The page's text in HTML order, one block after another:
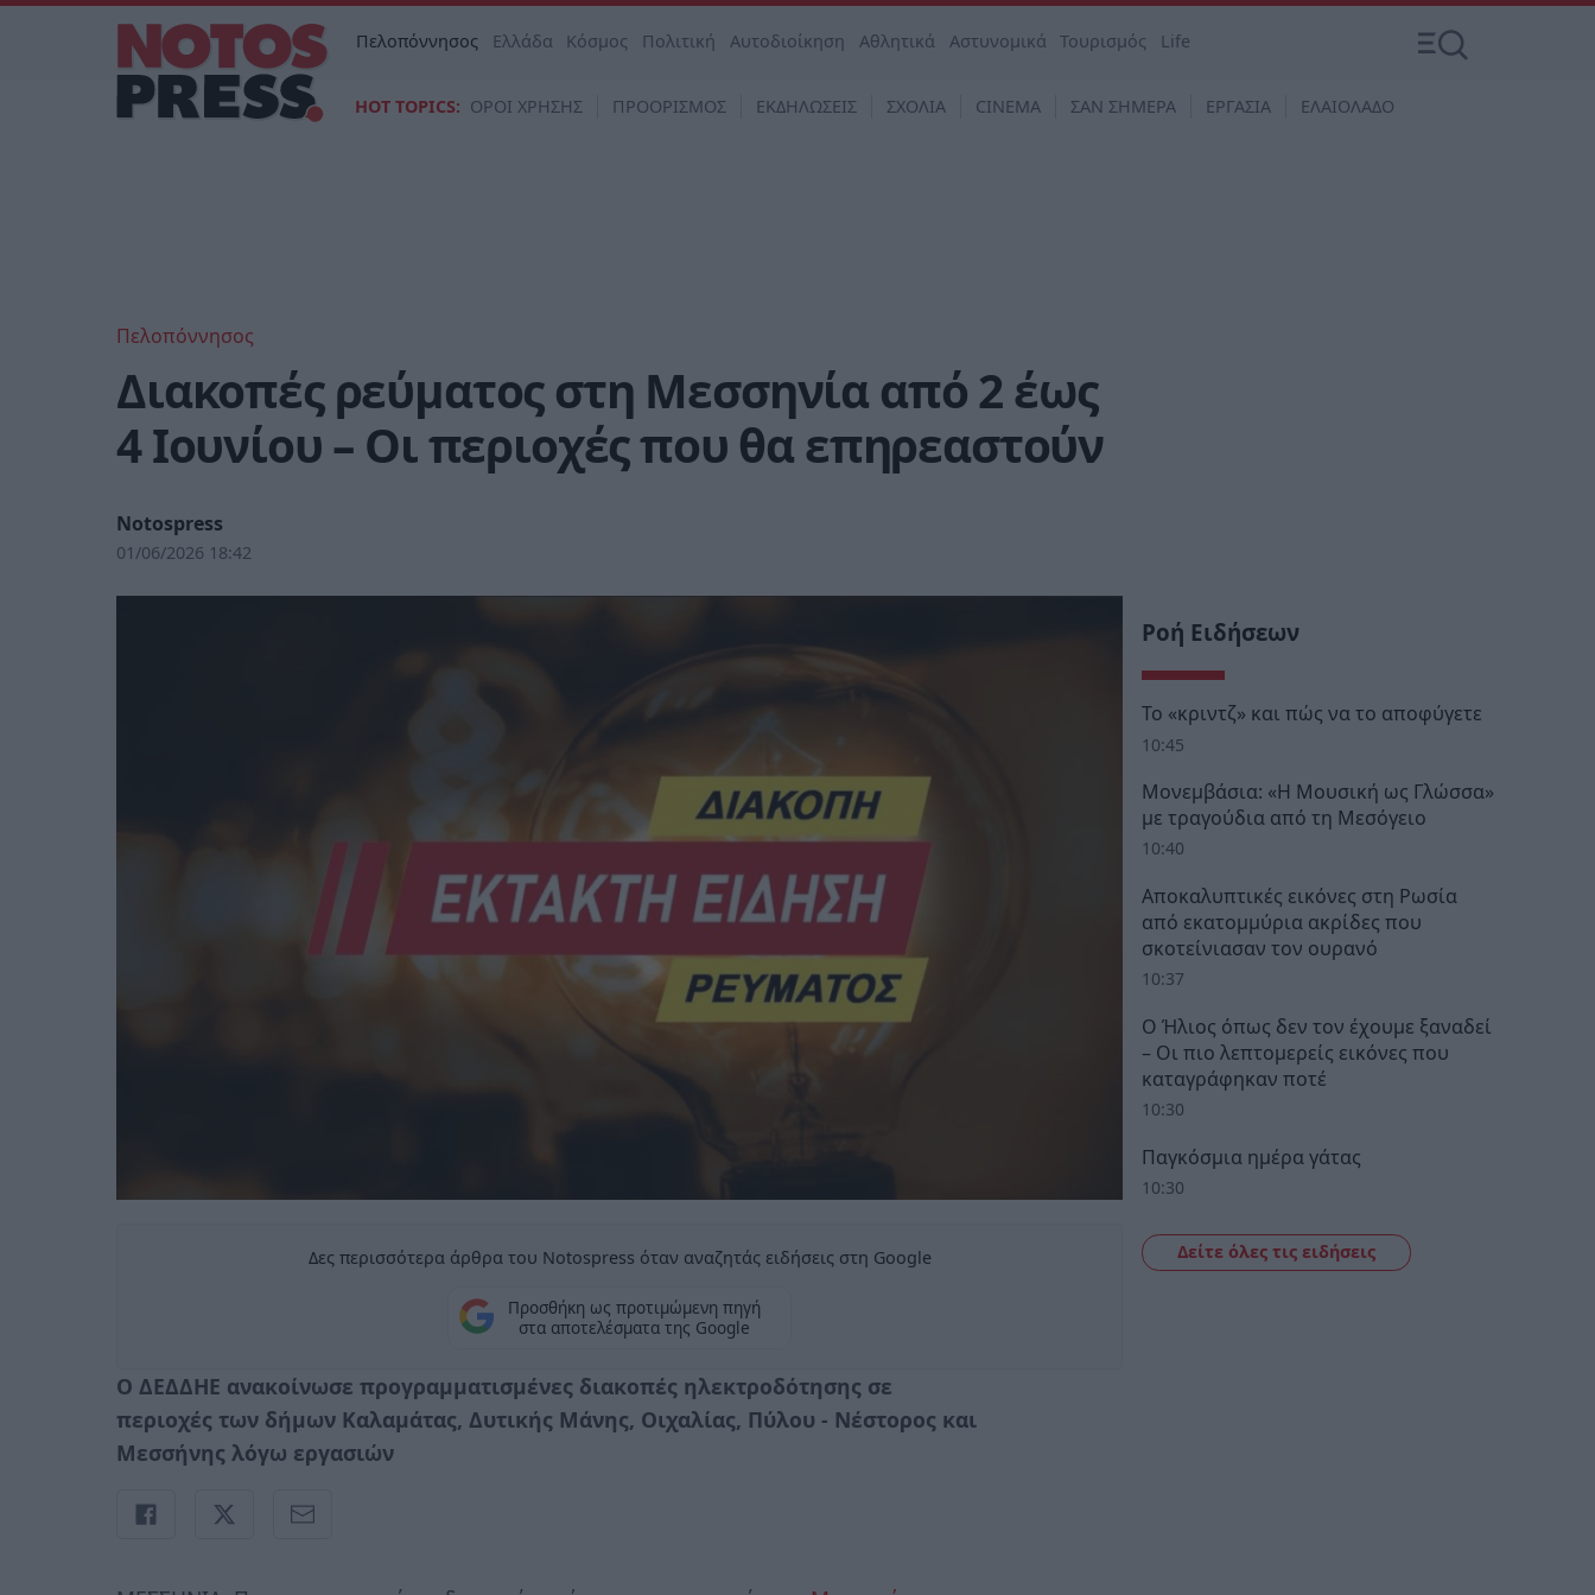
Πελοπόννησος Ελλάδα Κόσμος Πολιτική Αυτοδιοίκηση Αθλητικά Αστυνομικά Τουρισμός Life
HOT TOPICS: ΟΡΟΙ ΧΡΗΣΗΣ ΠΡΟΟΡΙΣΜΟΣ ΕΚΔΗΛΩΣΕΙΣ ΣΧΟΛΙΑ CINEMA ΣΑΝ ΣΗΜΕΡΑ ΕΡΓΑΣΙΑ ΕΛΑΙΟΛΑΔΟ
Πελοπόννησος
Διακοπές ρεύματος στη Μεσσηνία από 2 έως
4 Ιουνίου – Οι περιοχές που θα επηρεαστούν
Notospress
01/06/2026 18:42
Δες περισσότερα άρθρα του Notospress όταν αναζητάς ειδήσεις στη Google
Προσθήκη ως προτιμώμενη πηγή
στα αποτελέσματα της Google
Ο ΔΕΔΔΗΕ ανακοίνωσε προγραμματισμένες διακοπές ηλεκτροδότησης σε
περιοχές των δήμων Καλαμάτας, Δυτικής Μάνης, Οιχαλίας, Πύλου - Νέστορος και
Μεσσήνης λόγω εργασιών
Ροή Ειδήσεων
Το «κριντζ» και πώς να το αποφύγετε
10:45
Μονεμβάσια: «Η Μουσική ως Γλώσσα»
με τραγούδια από τη Μεσόγειο
10:40
Αποκαλυπτικές εικόνες στη Ρωσία
από εκατομμύρια ακρίδες που
σκοτείνιασαν τον ουρανό
10:37
Ο Ήλιος όπως δεν τον έχουμε ξαναδεί
– Οι πιο λεπτομερείς εικόνες που
καταγράφηκαν ποτέ
10:30
Παγκόσμια ημέρα γάτας
10:30
Δείτε όλες τις ειδήσεις